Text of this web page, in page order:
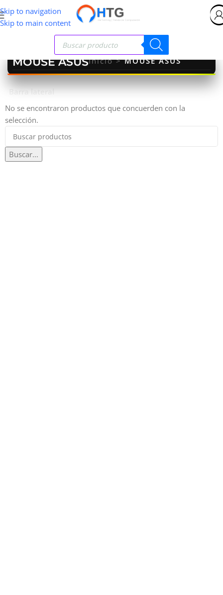
Skip to navigation
Skip to main content
MOUSE ASUSInicio>MOUSE ASUS
Barra lateral
No se encontraron productos que concuerden con la
selección.
Buscar...